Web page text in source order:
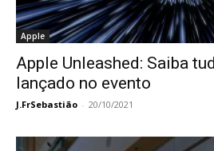
Apple
Apple Unleashed: Saiba
lançado no evento
J.FrSebastião - 20/10/2021